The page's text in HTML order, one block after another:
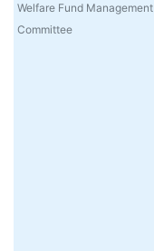
Welfare Fund Management
Committee